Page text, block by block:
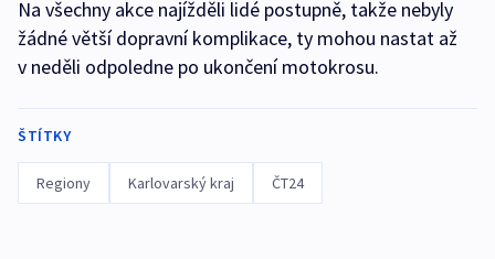
Na všechny akce najížděli lidé postupně, takže nebyly
žádné větší dopravní komplikace, ty mohou nastat až
v neděli odpoledne po ukončení motokrosu.
ŠTÍTKY
Regiony Karlovarský kraj ČT24